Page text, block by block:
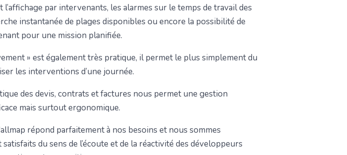
par intervenants, les alarmes sur le temps de travail des
instantanée de plages disponibles ou encore la possibilité de
pour une mission planifiée.
» est également très pratique, il permet le plus simplement du
les interventions d’une journée.
des devis, contrats et factures nous permet une gestion
mais surtout ergonomique.
répond parfaitement à nos besoins et nous sommes
du sens de l’écoute et de la réactivité des développeurs